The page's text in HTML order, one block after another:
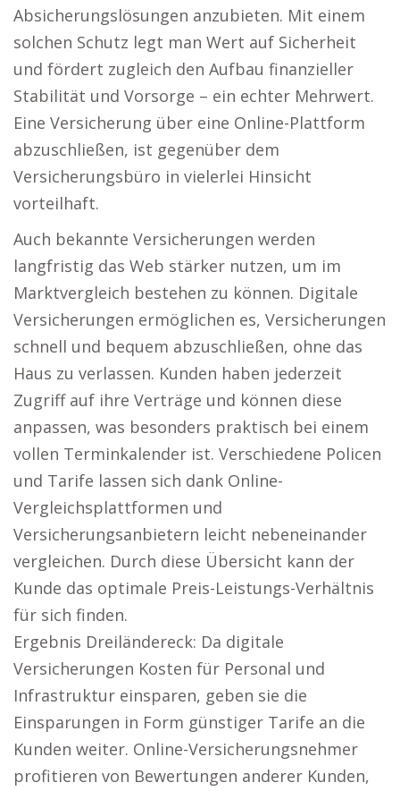
Absicherungslösungen anzubieten. Mit einem
solchen Schutz legt man Wert auf Sicherheit
und fördert zugleich den Aufbau finanzieller
Stabilität und Vorsorge – ein echter Mehrwert.
Eine Versicherung über eine Online-Plattform
abzuschließen, ist gegenüber dem
Versicherungsbüro in vielerlei Hinsicht
vorteilhaft.
Auch bekannte Versicherungen werden
langfristig das Web stärker nutzen, um im
Marktvergleich bestehen zu können. Digitale
Versicherungen ermöglichen es, Versicherungen
schnell und bequem abzuschließen, ohne das
Haus zu verlassen. Kunden haben jederzeit
Zugriff auf ihre Verträge und können diese
anpassen, was besonders praktisch bei einem
vollen Terminkalender ist. Verschiedene Policen
und Tarife lassen sich dank Online-
Vergleichsplattformen und
Versicherungsanbietern leicht nebeneinander
vergleichen. Durch diese Übersicht kann der
Kunde das optimale Preis-Leistungs-Verhältnis
für sich finden.
Ergebnis Dreiländereck: Da digitale
Versicherungen Kosten für Personal und
Infrastruktur einsparen, geben sie die
Einsparungen in Form günstiger Tarife an die
Kunden weiter. Online-Versicherungsnehmer
profitieren von Bewertungen anderer Kunden,